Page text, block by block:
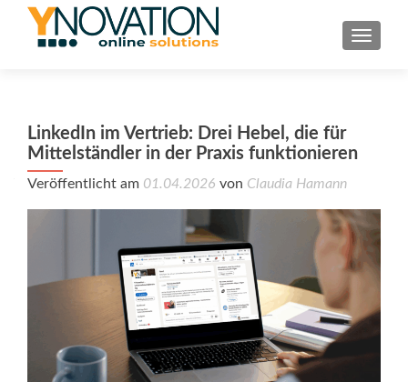
LinkedIn im Vertrieb: Drei Hebel, die für
Mittelständler in der Praxis funktionieren
Veröffentlicht am 01.04.2026 von Claudia Hamann